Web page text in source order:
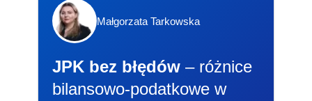
Małgorzata Tarkowska
JPK bez błędów – różnice
bilansowo-podatkowe w